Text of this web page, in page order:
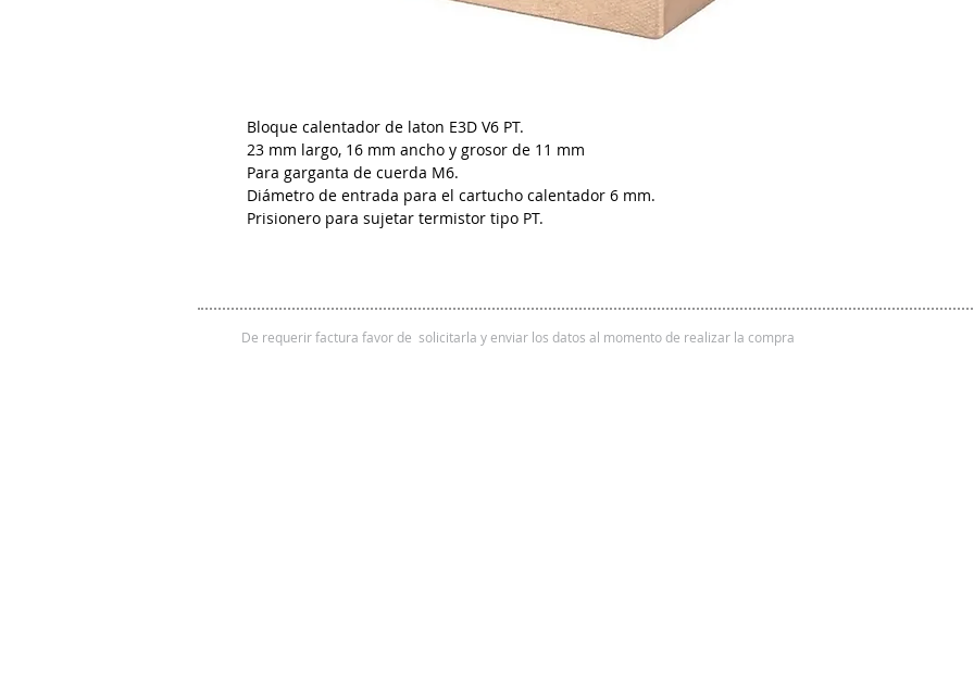
Bloque calentador de laton E3D V6 PT.
23 mm largo, 16 mm ancho y grosor de 11 mm
Para garganta de cuerda M6.
Diámetro de entrada para el cartucho calentador 6 mm.
Prisionero para sujetar termistor tipo PT.
De requerir factura favor de solicitarla y enviar los datos al momento de realizar la compra